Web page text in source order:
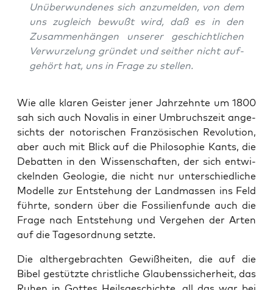
Unüber­wun­de­nes sich anzu­mel­den, von dem
uns zugleich bewußt wird, daß es in den
Zusam­men­hän­gen unse­rer geschicht­li­chen
Ver­wur­ze­lung grün­det und seit­her nicht auf­
ge­hört hat, uns in Fra­ge zu stellen.
Wie alle kla­ren Geis­ter jener Jahr­zehn­te um 1800
sah sich auch Nova­lis in einer Umbruchs­zeit ange­
sichts der noto­ri­schen Fran­zö­si­schen Revo­lu­ti­on,
aber auch mit Blick auf die Phi­lo­so­phie Kants, die
Debat­ten in den Wis­sen­schaf­ten, der sich ent­wi­
ckeln­den Geo­lo­gie, die nicht nur unter­schied­li­che
Model­le zur Ent­ste­hung der Land­mas­sen ins Feld
führ­te, son­dern über die Fos­si­li­en­fun­de auch die
Fra­ge nach Ent­ste­hung und Ver­ge­hen der Arten
auf die Tages­ord­nung setzte.
Die alt­her­ge­brach­ten Gewiß­hei­ten, die auf die
Bibel gestütz­te christ­li­che Glau­bens­si­cher­heit, das